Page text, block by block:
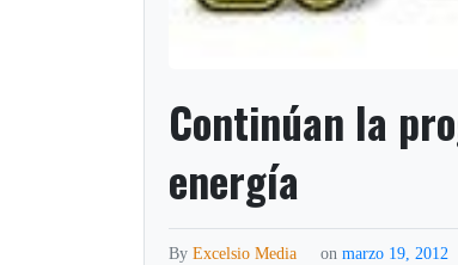
Continúan la
energía
ByExcelsio Media onmarzo 19, 2012